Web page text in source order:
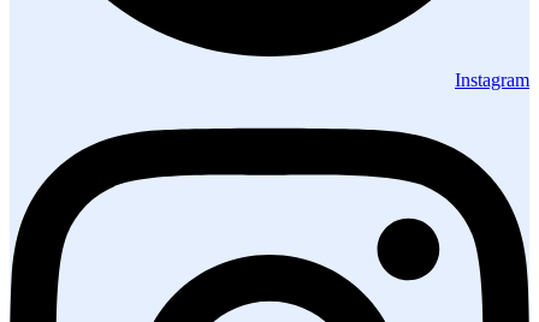
Instagram